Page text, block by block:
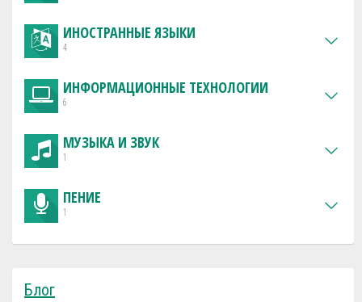
ИНОСТРАННЫЕ ЯЗЫКИ
4
ИНФОРМАЦИОННЫЕ ТЕХНОЛОГИИ
6
МУЗЫКА И ЗВУК
1
ПЕНИЕ
1
Блог